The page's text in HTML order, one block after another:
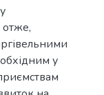
отже,
у